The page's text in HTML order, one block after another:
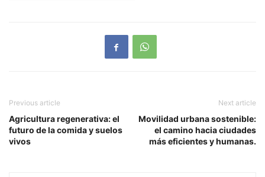
Previous article
Agricultura regenerativa: el
futuro de la comida y suelos
vivos
Next article
Movilidad urbana sostenible:
el camino hacia ciudades
más eficientes y humanas.